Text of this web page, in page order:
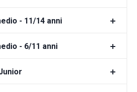
- 11/14 anni
- 6/11 anni